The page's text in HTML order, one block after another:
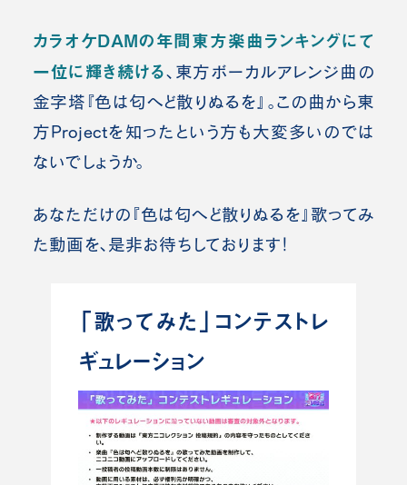
カラオケDAMの年間東方楽曲ランキングにて
一位に輝き続ける、東方ボーカルアレンジ曲の
金字塔『色は匂へど散りぬるを』。この曲から東
方Projectを知ったという方も大変多いのでは
ないでしょうか。
あなただけの『色は匂へど散りぬるを』歌ってみ
た動画を、是非お待ちしております！
「歌ってみた」コンテストレ
ギュレーション